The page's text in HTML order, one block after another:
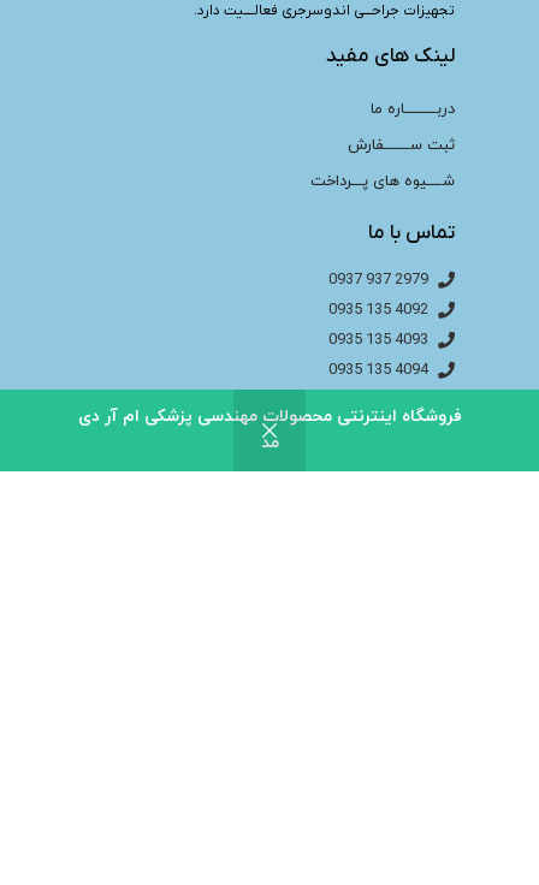
فروشگاه اینترنتی محصولات مهندسی پزشکی ام آر دی
مد
تجهیزات جراحـــی اندوسرجری فعالــــیت دارد.
لینک های مفید
دربـــــــــاره ما
ثبت ســـــــفارش
شــــیوه های پـــرداخت
تماس با ما
2979 937 0937
4092 135 0935
4093 135 0935
4094 135 0935
فیســــبوک مــــا